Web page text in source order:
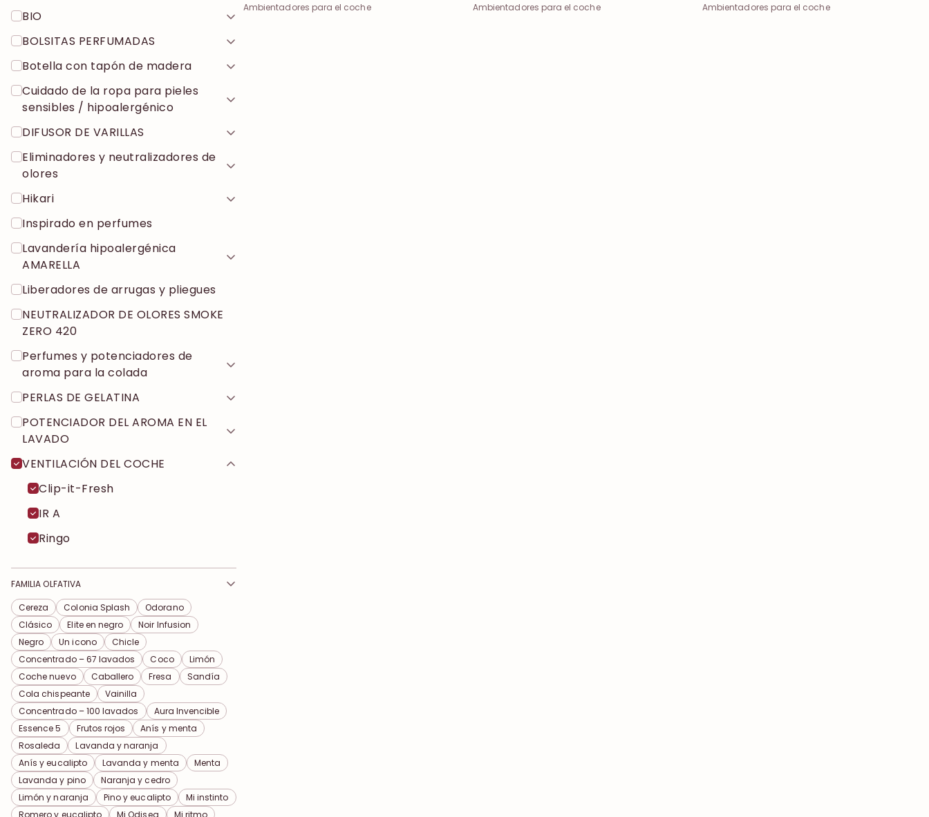
BIO
BOLSITAS PERFUMADAS
Botella con tapón de madera
Cuidado de la ropa para pieles
sensibles / hipoalergénico
DIFUSOR DE VARILLAS
Eliminadores y neutralizadores de
olores
Hikari
Inspirado en perfumes
Lavandería hipoalergénica
AMARELLA
Liberadores de arrugas y pliegues
NEUTRALIZADOR DE OLORES SMOKE
ZERO 420
Perfumes y potenciadores de
aroma para la colada
PERLAS DE GELATINA
POTENCIADOR DEL AROMA EN EL
LAVADO
VENTILACIÓN DEL COCHE
Clip-it-Fresh
IR A
Ringo
FAMILIA OLFATIVA
Cereza Colonia Splash
Odorano
Clásico
Elite en negro
Noir Infusion
Negro
Un icono
Chicle
Concentrado – 67 lavados
Coco
Limón
Coche nuevo
Caballero Fresa
Sandía
Cola chispeante
Vainilla
Concentrado – 100 lavados
Aura Invencible
Essence 5
Frutos rojos
Anís y menta
Rosaleda
Lavanda y naranja
Anís y eucalipto
Lavanda y menta
Menta
Lavanda y pino
Naranja y cedro
Limón y naranja
Pino y eucalipto
Mi instinto
Romero y eucalipto
Mi Odisea
Mi ritmo
Ambientadores para el coche Ambientadores para el coche Ambientadores para el coche